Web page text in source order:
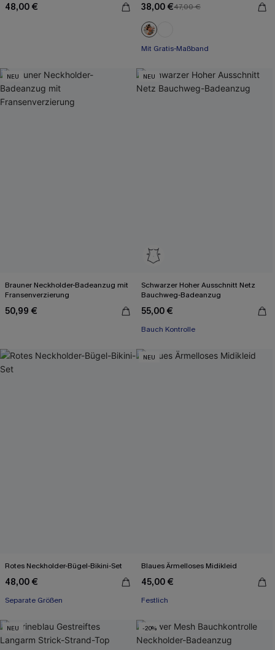
48,00 € 38,00 €47,00 €
Mit Gratis-Maßband
Rüschen
NEU
Brauner Neckholder-Badeanzug mit
Fransenverzierung
50,99 €
NEU
Schwarzer Hoher Ausschnitt Netz
Bauchweg-Badeanzug
55,00 €
Bauch Kontrolle
Rotes Neckholder-Bügel-Bikini-Set
48,00 €
Separate Größen
NEU
Blaues Ärmelloses Midikleid
45,00 €
Festlich
NEU -20%